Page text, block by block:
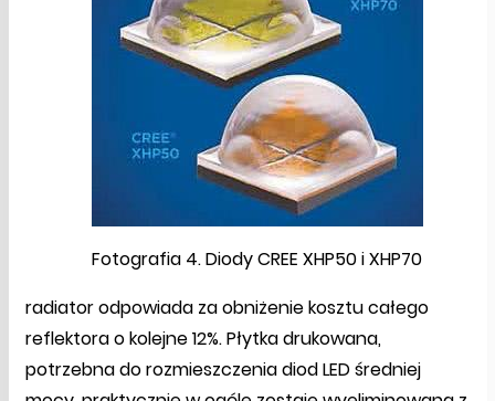
Fotografia 4. Diody CREE XHP50 i XHP70
radiator odpowiada za obniżenie kosztu całego
reflektora o kolejne 12%. Płytka drukowana,
potrzebna do rozmieszczenia diod LED średniej